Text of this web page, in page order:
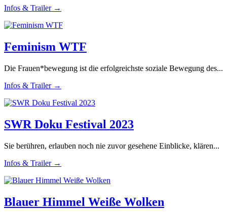
Infos & Trailer →
Feminism WTF
Die Frauen*bewegung ist die erfolgreichste soziale Bewegung des...
Infos & Trailer →
SWR Doku Festival 2023
Sie berühren, erlauben noch nie zuvor gesehene Einblicke, klären...
Infos & Trailer →
Blauer Himmel Weiße Wolken